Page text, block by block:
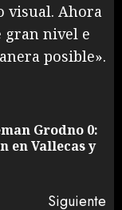
visual. Ahora
gran nivel e
posible».
Grodno 0:
en Vallecas y
Siguiente